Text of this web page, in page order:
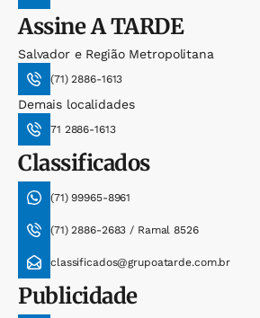
AssineA TARDE
Salvador e Região Metropolitana
(71) 2886-1613
Demais localidades
71 2886-1613
Classificados
(71) 99965-8961
(71) 2886-2683 / Ramal 8526
classificados@grupoatarde.com.br
Publicidade